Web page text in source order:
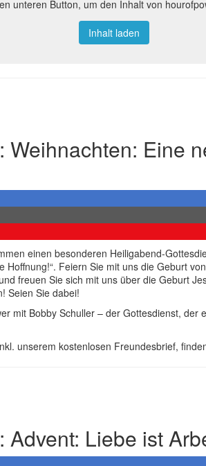
unteren Button, um den Inhalt von
Inhalt laden
Weihnachten: Eine
einen besonderen Heiligabend-
Hoffnung!“. Feiern Sie mit uns die Geburt
freuen Sie sich mit uns über die Geburt
Seien Sie dabei!
mit Bobby Schuller – der Gottesdienst, der
unserem kostenlosen Freundesbrief,
Advent: Liebe ist